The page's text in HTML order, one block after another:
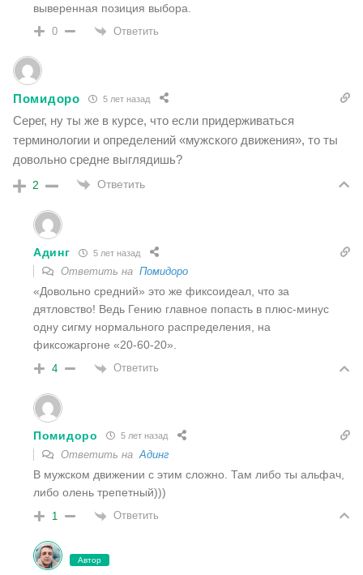
выверенная позиция выбора.
0 Ответить
Помидоро 5 лет назад
Серег, ну ты же в курсе, что если придерживаться
терминологии и определений «мужского движения», то ты
довольно средне выглядишь?
2 Ответить
Адинг 5 лет назад
Ответить на Помидоро
«Довольно средний» это же фиксоидеал, что за
дятловство! Ведь Гению главное попасть в плюс-минус
одну сигму нормального распределения, на
фиксожаргоне «20-60-20».
4 Ответить
Помидоро 5 лет назад
Ответить на Адинг
В мужском движении с этим сложно. Там либо ты альфач,
либо олень трепетный)))
1 Ответить
Автор